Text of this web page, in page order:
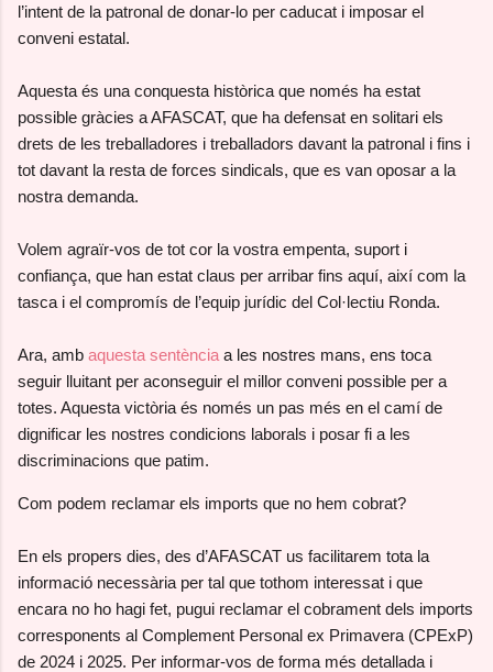
l’intent de la patronal de donar-lo per caducat i imposar el
conveni estatal.
Aquesta és una conquesta històrica que només ha estat
possible gràcies a AFASCAT, que ha defensat en solitari els
drets de les treballadores i treballadors davant la patronal i fins i
tot davant la resta de forces sindicals, que es van oposar a la
nostra demanda.
Volem agraïr-vos de tot cor la vostra empenta, suport i
confiança, que han estat claus per arribar fins aquí, així com la
tasca i el compromís de l’equip jurídic del Col·lectiu Ronda.
Ara, amb aquesta sentència a les nostres mans, ens toca
seguir lluitant per aconseguir el millor conveni possible per a
totes. Aquesta victòria és només un pas més en el camí de
dignificar les nostres condicions laborals i posar fi a les
discriminacions que patim.
Com podem reclamar els imports que no hem cobrat?
En els propers dies, des d’AFASCAT us facilitarem tota la
informació necessària per tal que tothom interessat i que
encara no ho hagi fet, pugui reclamar el cobrament dels imports
corresponents al Complement Personal ex Primavera (CPExP)
de 2024 i 2025. Per informar-vos de forma més detallada i